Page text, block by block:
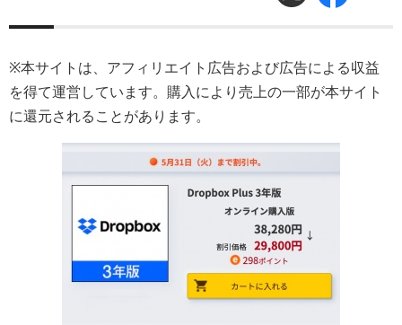
※本サイトは、アフィリエイト広告および広告による収益
を得て運営しています。購入により売上の一部が本サイト
に還元されることがあります。